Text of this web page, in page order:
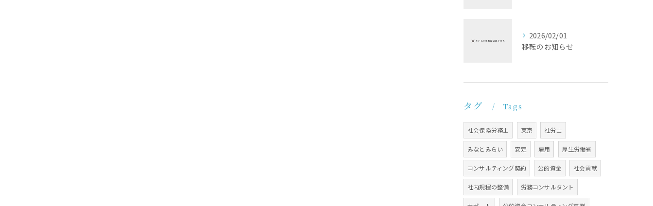
2026/02/01
移転のお知らせ
タグ Tags
社会保険労務士 東京 社労士
みなとみらい 安定 雇用 厚生労働省
コンサルティング契約 公的資金 社会貢献
社内規程の整備 労務コンサルタント